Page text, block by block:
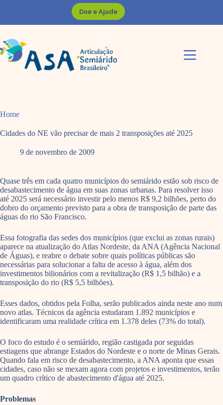
Doe e Ajude
Home
Cidades do NE vão precisar de mais 2 transposições até 2025
9 de novembro de 2009
Quase três em cada quatro municípios do semiárido estão sob risco de
desabastecimento de água em suas zonas urbanas. Para resolver isso
até 2025 será necessário investir pelo menos R$ 9,2 bilhões, perto do
dobro do orçamento previsto para a obra de transposição de parte das
águas do rio São Francisco.
Essa fotografia das sedes dos municípios (que exclui as zonas rurais)
aparece na atualização do Atlas Nordeste, da ANA (Agência Nacional
de Águas), e reabre o debate sobre quais políticas públicas são
necessárias para solucionar a falta de acesso à água, além dos
investimentos bilionários com a revitalização (R$ 1,5 bilhão) e a
transposição do rio (R$ 5,5 bilhões).
Esses dados, obtidos pela Folha, serão publicados ainda neste ano num
novo atlas. Técnicos da agência estudaram 1.892 municípios e
identificaram uma realidade crítica em 1.378 deles (73% do total).
O foco do estudo é o semiárido, região castigada por seguidas
estiagens que abrange Estados do Nordeste e o norte de Minas Gerais.
Quando fala em risco de desabastecimento, a ANA aponta que essas
cidades, caso não se mexam agora com projetos e investimentos, terão
um quadro crítico de abastecimento d'água até 2025.
Problemas